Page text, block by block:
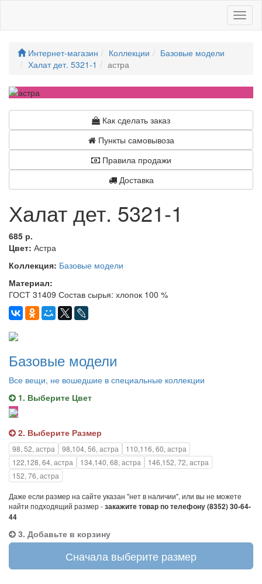
Интернет-магазин Коллекции
Базовые модели
Халат дет. 5321-1
астра
Как сделать заказ
Пункты самовывоза
Правила продажи
Доставка
Халат дет. 5321-1
685 р.
Цвет: Астра
Коллекция: Базовые модели
Материал:
ГОСТ 31409 Состав сырья: хлопок 100 %
Базовые модели
Все вещи, не вошедшие в специальные коллекции
1. Выберите Цвет
2. Выберите Размер
98, 52, астра 98,104, 56, астра
110,116, 60, астра
122,128, 64, астра
134,140, 68, астра
146,152, 72, астра
152, 76, астра
Даже если размер на сайте указан "нет в наличии", или вы не можете
найти подходящий размер -закажите товар по телефону (8352) 30-64-
44
3. Добавьте в корзину
Сначала выберите размер